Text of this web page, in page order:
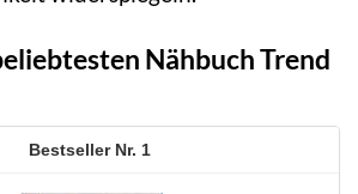
Nähbuch Trend
1